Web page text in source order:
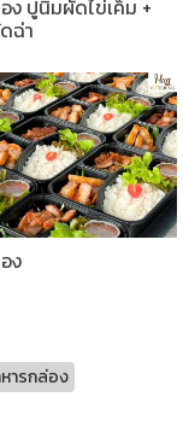
ง ปูนิ่มผัดไข่เค็ม +
ฉ่า
ง
ารกล่อง